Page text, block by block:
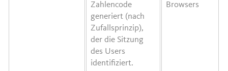
Zahlencode
generiert (nach
Zufallsprinzip),
der die Sitzung
des Users
identifiziert.
Browsers